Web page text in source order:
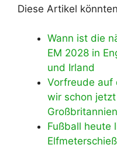
Diese Artikel
Wann ist die
EM 2028 in
und Irland
Vorfreude auf
wir schon
Fußball heute